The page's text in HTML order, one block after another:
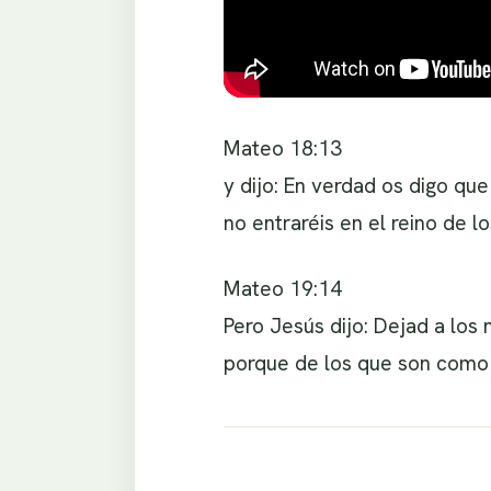
Mateo 18:13
y dijo: En verdad os digo
no entraréis en el reino de
Mateo 19:14
Pero Jesús dijo: Dejad a los
porque de los que son